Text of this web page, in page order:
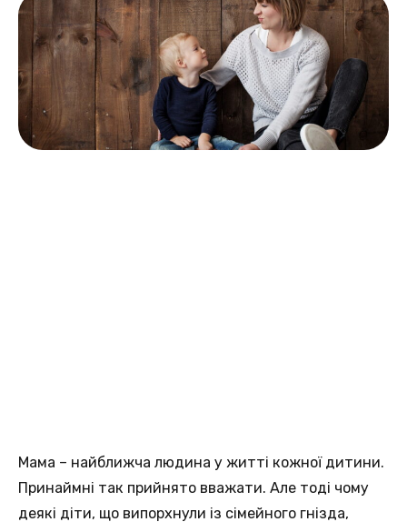
Мама – найближча людина у житті кожної дитини.
Принаймні так прийнято вважати. Але тоді чому
деякі діти, що випорхнули із сімейного гнізда,